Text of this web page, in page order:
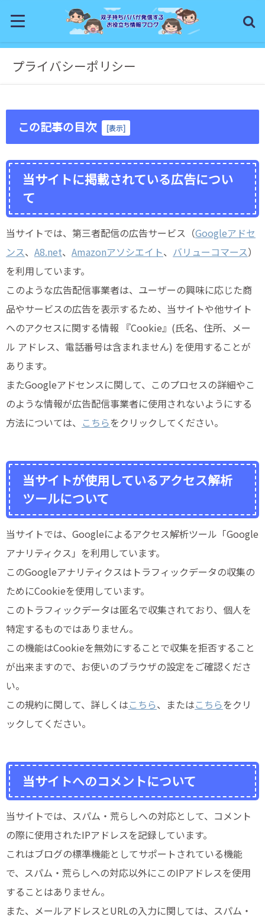
プライバシーポリシー
この記事の目次 [表示]
当サイトに掲載されている広告につい
て
当サイトでは、第三者配信の広告サービス（Googleアドセ
ンス、 A8.net、 Amazonアソシエイト、 バリューコマース）
を利用しています。
このような広告配信事業者は、ユーザーの興味に応じた商
品やサービスの広告を表示するため、当サイトや他サイト
へのアクセスに関する情報 『Cookie』(氏名、住所、メー
ル アドレス、電話番号は含まれません) を使用することが
あります。
またGoogleアドセンスに関して、このプロセスの詳細やこ
のような情報が広告配信事業者に使用されないようにする
方法については、 こちらをクリックしてください。
当サイトが使用しているアクセス解析
ツールについて
当サイトでは、Googleによるアクセス解析ツール「Google
アナリティクス」を利用しています。
このGoogleアナリティクスはトラフィックデータの収集の
ためにCookieを使用しています。
このトラフィックデータは匿名で収集されており、個人を
特定するものではありません。
この機能はCookieを無効にすることで収集を拒否すること
が出来ますので、お使いのブラウザの設定をご確認くださ
い。
この規約に関して、詳しくはこちら、またはこちらをクリ
ックしてください。
当サイトへのコメントについて
当サイトでは、スパム・荒らしへの対応として、コメント
の際に使用されたIPアドレスを記録しています。
これはブログの標準機能としてサポートされている機能
で、スパム・荒らしへの対応以外にこのIPアドレスを使用
することはありません。
また、メールアドレスとURLの入力に関しては、 スパム・